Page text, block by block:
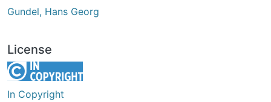
Gundel, Hans Georg
License
In Copyright